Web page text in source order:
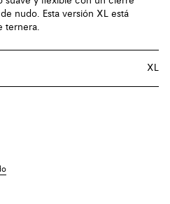
nudo. Esta versión XL está
ternera.
XL